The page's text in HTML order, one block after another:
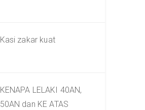
Kasi zakar kuat
KENAPA LELAKI 40AN,
50AN dan KE ATAS